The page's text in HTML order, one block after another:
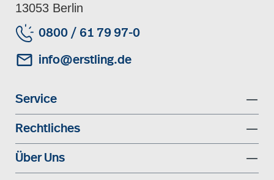
13053 Berlin
0800 / 61 79 97-0
info@erstling.de
Service
Rechtliches
Über Uns